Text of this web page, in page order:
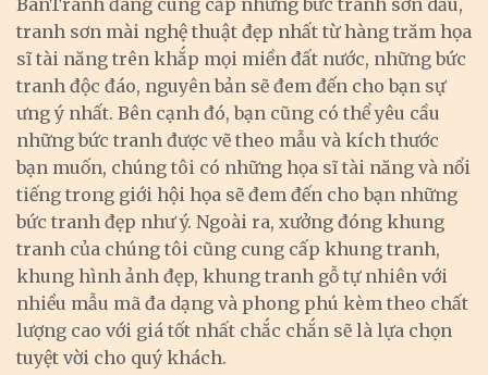
BanTranh đang cung cấp những bức tranh sơn dầu,
tranh sơn mài nghệ thuật đẹp nhất từ hàng trăm họa
sĩ tài năng trên khắp mọi miền đất nước, những bức
tranh độc đáo, nguyên bản sẽ đem đến cho bạn sự
ưng ý nhất. Bên cạnh đó, bạn cũng có thể yêu cầu
những bức tranh được vẽ theo mẫu và kích thước
bạn muốn, chúng tôi có những họa sĩ tài năng và nổi
tiếng trong giới hội họa sẽ đem đến cho bạn những
bức tranh đẹp như ý. Ngoài ra, xưởng đóng khung
tranh của chúng tôi cũng cung cấp khung tranh,
khung hình ảnh đẹp, khung tranh gỗ tự nhiên với
nhiều mẫu mã đa dạng và phong phú kèm theo chất
lượng cao với giá tốt nhất chắc chắn sẽ là lựa chọn
tuyệt vời cho quý khách.